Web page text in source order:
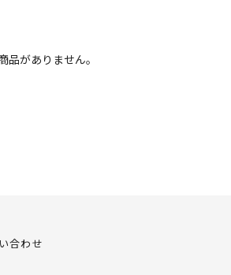
品がありません。
合わせ